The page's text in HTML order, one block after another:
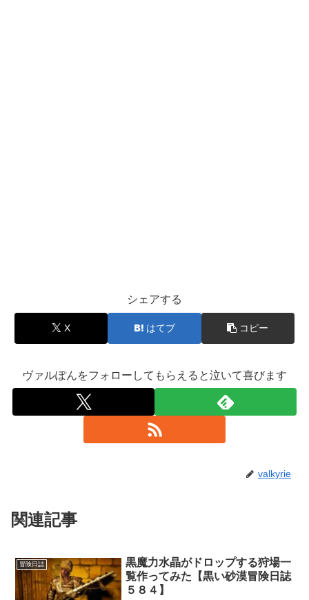
シェアする
X はてブ コピー
ヴァルぽんをフォローしてもらえると泣いて喜びます
valkyrie
関連記事
冒険日誌
黒魔力水晶がドロップする狩場一
覧作ってみた【黒い砂漠冒険日誌
５８４】